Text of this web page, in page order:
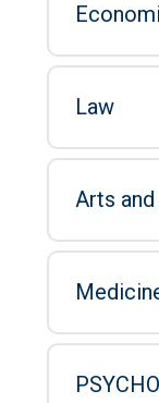
Law
Arts